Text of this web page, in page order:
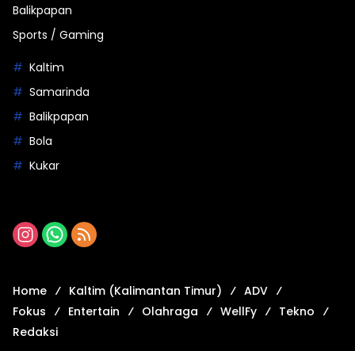
Balikpapan
Sports / Gaming
Kaltim
Samarinda
Balikpapan
Bola
Kukar
Home Kaltim (Kalimantan Timur)
ADV
Fokus
Entertain Olahraga WellFy
Tekno
Redaksi